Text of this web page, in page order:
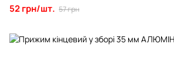
52 грн/шт. 57 грн